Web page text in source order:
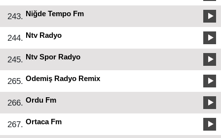
243. Niğde Tempo Fm
244. Ntv Radyo
245. Ntv Spor Radyo
265. Odemiş Radyo Remix
266. Ordu Fm
267. Ortaca Fm